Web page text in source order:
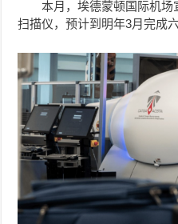
本月，埃德蒙顿国际机
扫描仪，预计到明年3月完成